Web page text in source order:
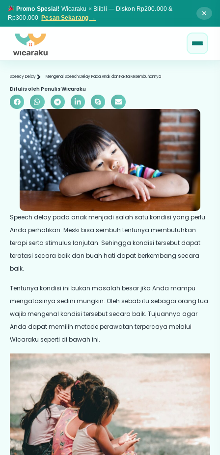
Promo Spesial! Wicaraku × Blibli — Diskon Rp200.000 &
Rp300.000 Pesan Sekarang →
✕
Speecy Delay Mengenal Speech Delay Pada Anak dan Fakta Kesembuhannya
Ditulis oleh Penulis Wicaraku
Speech delay pada anak menjadi salah satu kondisi yang perlu
Anda perhatikan. Meski bisa sembuh tentunya membutuhkan
terapi serta stimulus lanjutan. Sehingga kondisi tersebut dapat
teratasi secara baik dan buah hati dapat berkembang secara
baik.
Tentunya kondisi ini bukan masalah besar jika Anda mampu
mengatasinya sedini mungkin. Oleh sebab itu sebagai orang tua
wajib mengenal kondisi tersebut secara baik. Tujuannya agar
Anda dapat memilih metode perawatan terpercaya melalui
Wicaraku seperti di bawah ini.